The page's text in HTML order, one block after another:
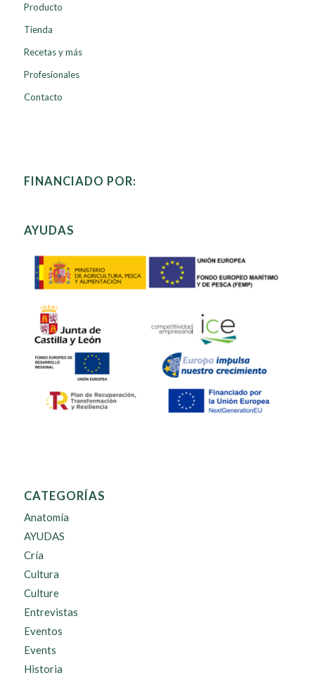
Producto
Tienda
Recetas y más
Profesionales
Contacto
FINANCIADO POR:
AYUDAS
CATEGORÍAS
Anatomía
AYUDAS
Cría
Cultura
Culture
Entrevistas
Eventos
Events
Historia